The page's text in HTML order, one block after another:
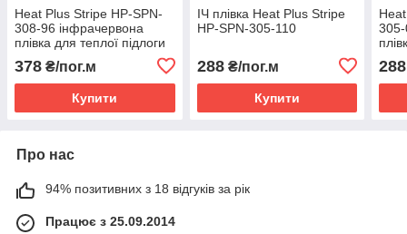
Heat Plus Stripe HP-SPN-
308-96 інфрачервона
плівка для теплої підлоги
378 ₴/пог.м
Купити
ІЧ плівка Heat Plus Stripe
HP-SPN-305-110
288₴/пог.м
Купити
288
Про нас
94% позитивних з 18 відгуків за рік
Працює з 25.09.2014